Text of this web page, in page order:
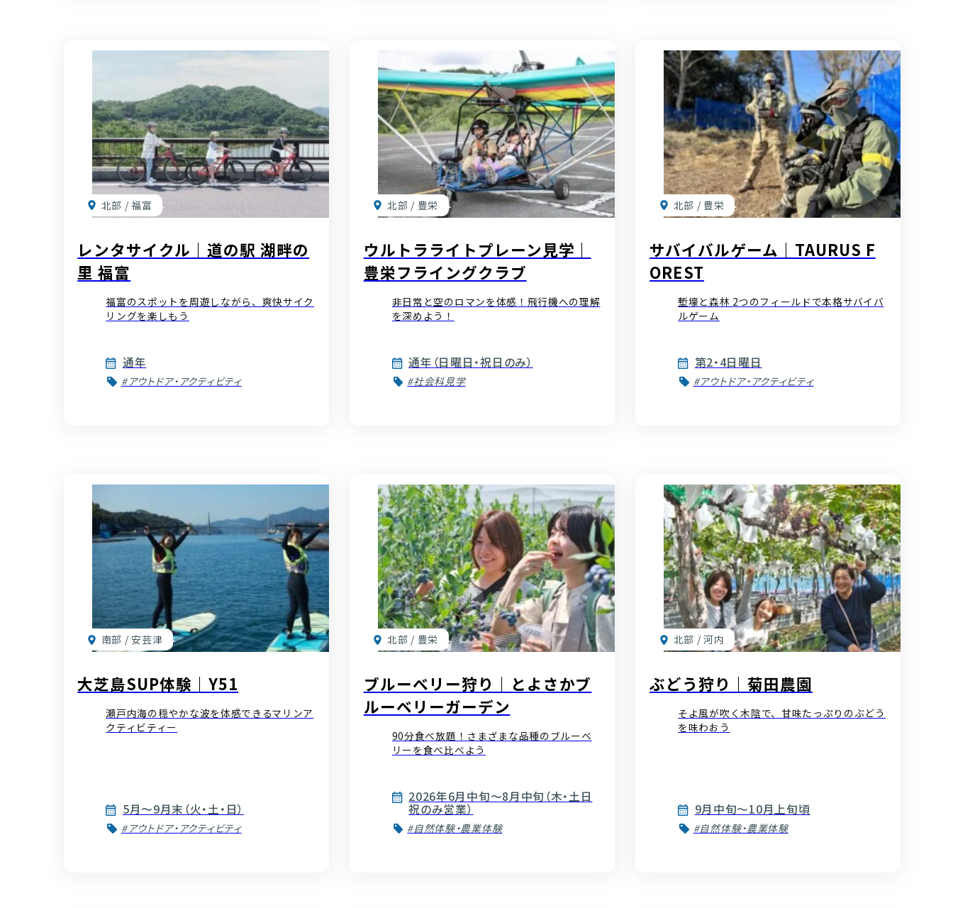
北部 / 福富
レンタサイクル｜道の駅 湖畔の
里 福富
福富のスポットを周遊しながら、爽快サイク
リングを楽しもう
通年
#アウトドア・アクティビティ
北部 / 豊栄
ウルトラライトプレーン見学｜
豊栄フライングクラブ
非日常と空のロマンを体感！飛行機への理解
を深めよう！
通年（日曜日・祝日のみ）
#社会科見学
北部 / 豊栄
サバイバルゲーム｜TAURUS F
OREST
塹壕と森林 2つのフィールドで本格サバイバ
ルゲーム
第2・4日曜日
#アウトドア・アクティビティ
南部 / 安芸津
大芝島SUP体験｜Y51
瀬戸内海の穏やかな波を体感できるマリンア
クティビティー
5月～9月末（火・土・日）
#アウトドア・アクティビティ
北部 / 豊栄
ブルーべリー狩り｜とよさかブ
ルーベリーガーデン
90分食べ放題！さまざまな品種のブルーベ
リーを食べ比べよう
2026年6月中旬～8月中旬（木・土日
祝のみ営業）
#自然体験・農業体験
北部 / 河内
ぶどう狩り｜菊田農園
そよ風が吹く木陰で、甘味たっぷりのぶどう
を味わおう
9月中旬〜10月上旬頃
#自然体験・農業体験